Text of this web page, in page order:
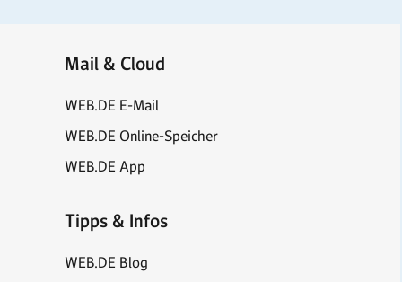
Mail & Cloud
WEB.DE E-Mail
WEB.DE Online-Speicher
WEB.DE App
Tipps & Infos
WEB.DE Blog